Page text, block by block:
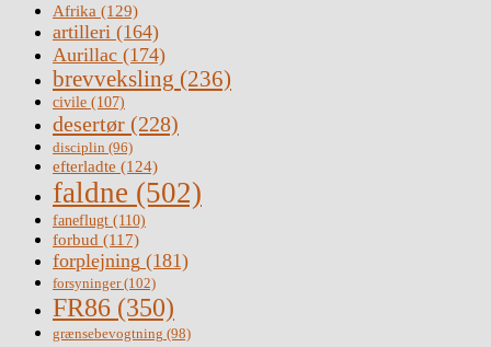
Afrika (129)
artilleri (164)
Aurillac (174)
brevveksling (236)
civile (107)
desertør (228)
disciplin (96)
efterladte (124)
faldne (502)
faneflugt (110)
forbud (117)
forplejning (181)
forsyninger(102)
FR86 (350)
grænsebevogtning (98)